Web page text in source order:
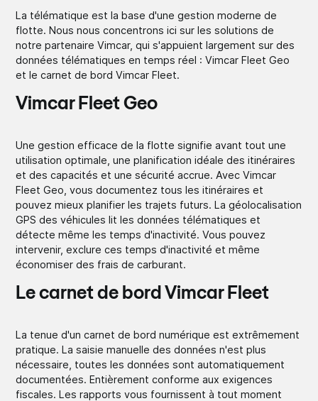
La télématique est la base d'une gestion moderne de
flotte. Nous nous concentrons ici sur les solutions de
notre partenaire Vimcar, qui s'appuient largement sur des
données télématiques en temps réel : Vimcar Fleet Geo
et le carnet de bord Vimcar Fleet.
Vimcar Fleet Geo
Une gestion efficace de la flotte signifie avant tout une
utilisation optimale, une planification idéale des itinéraires
et des capacités et une sécurité accrue. Avec Vimcar
Fleet Geo, vous documentez tous les itinéraires et
pouvez mieux planifier les trajets futurs. La géolocalisation
GPS des véhicules lit les données télématiques et
détecte même les temps d'inactivité. Vous pouvez
intervenir, exclure ces temps d'inactivité et même
économiser des frais de carburant.
Le carnet de bord Vimcar Fleet
La tenue d'un carnet de bord numérique est extrêmement
pratique. La saisie manuelle des données n'est plus
nécessaire, toutes les données sont automatiquement
documentées. Entièrement conforme aux exigences
fiscales. Les rapports vous fournissent à tout moment